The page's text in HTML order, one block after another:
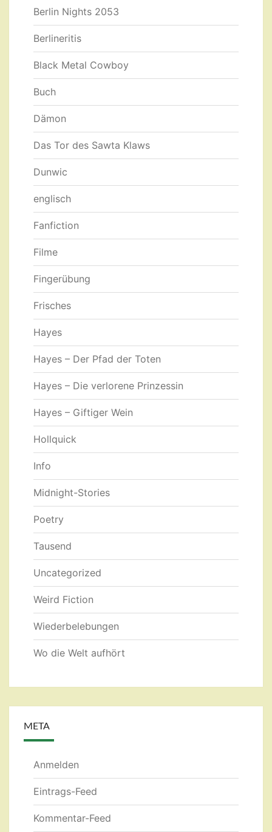
Berlin Nights 2053
Berlineritis
Black Metal Cowboy
Buch
Dämon
Das Tor des Sawta Klaws
Dunwic
englisch
Fanfiction
Filme
Fingerübung
Frisches
Hayes
Hayes – Der Pfad der Toten
Hayes – Die verlorene Prinzessin
Hayes – Giftiger Wein
Hollquick
Info
Midnight-Stories
Poetry
Tausend
Uncategorized
Weird Fiction
Wiederbelebungen
Wo die Welt aufhört
META
Anmelden
Eintrags-Feed
Kommentar-Feed